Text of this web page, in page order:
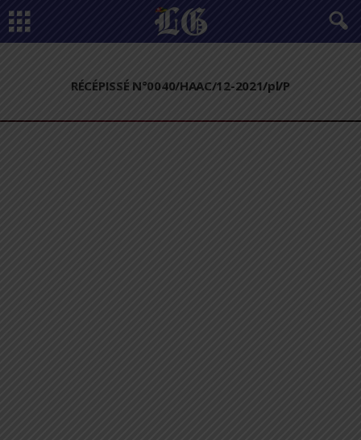
RÉCÉPISSÉ N°0040/HAAC/12-2021/pl/P